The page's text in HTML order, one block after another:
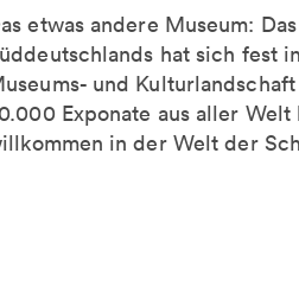
etwas andere Museum:
hat sich fest
und
Exponate aus aller
in der Welt der